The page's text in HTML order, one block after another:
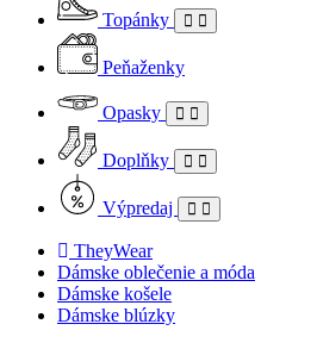
Topánky
Peňaženky
Opasky
Doplňky
Výpredaj
TheyWear
Dámske oblečenie a móda
Dámske košele
Dámske blúzky